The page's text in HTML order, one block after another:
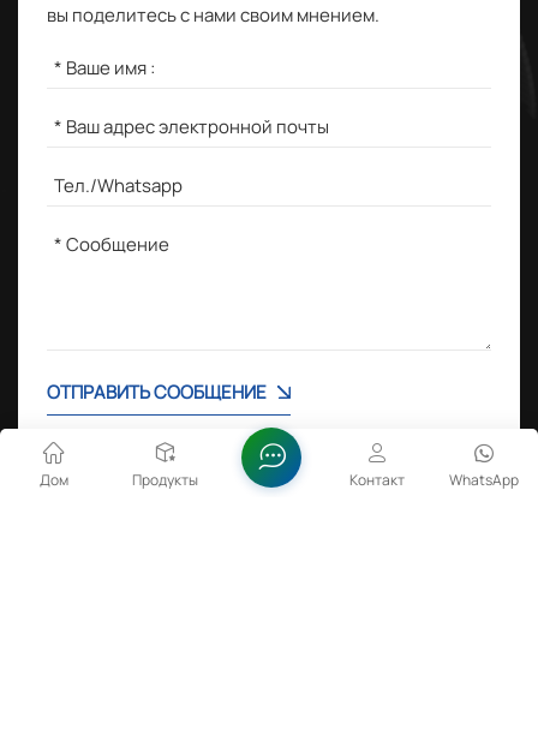
вы поделитесь с нами своим мнением.
ОТПРАВИТЬ СООБЩЕНИЕ
Дом Продукты WhatsApp
Контакт